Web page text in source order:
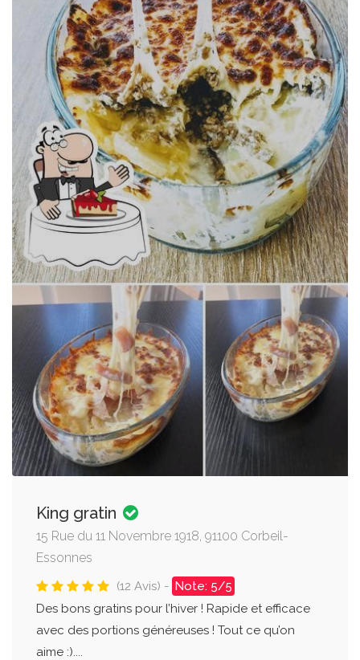
King gratin
15 Rue du 11 Novembre 1918, 91100 Corbeil-
Essonnes
(12 Avis) - Note: 5/5
Des bons gratins pour l’hiver ! Rapide et efficace
avec des portions généreuses ! Tout ce qu’on
aime :)....